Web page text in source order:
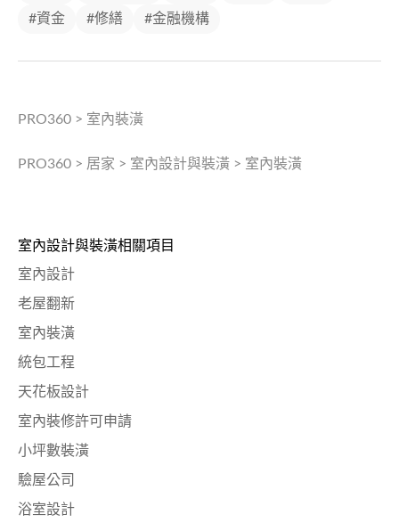
#資金 #修繕 #金融機構
PRO360 > 室內裝潢
PRO360 > 居家 > 室內設計與裝潢 > 室內裝潢
室內設計與裝潢相關項目
室內設計
老屋翻新
室內裝潢
統包工程
天花板設計
室內裝修許可申請
小坪數裝潢
驗屋公司
浴室設計